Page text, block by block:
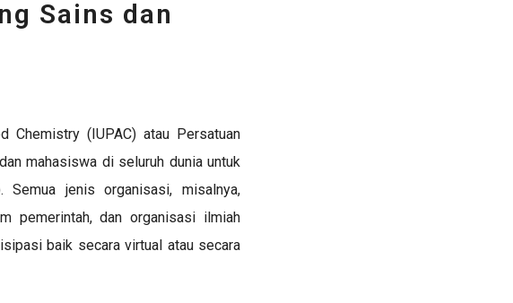
Sains dan
Chemistry (IUPAC) atau Persatuan
mahasiswa di seluruh dunia untuk
Semua jenis organisasi, misalnya,
pemerintah, dan organisasi ilmiah
baik secara virtual atau secara